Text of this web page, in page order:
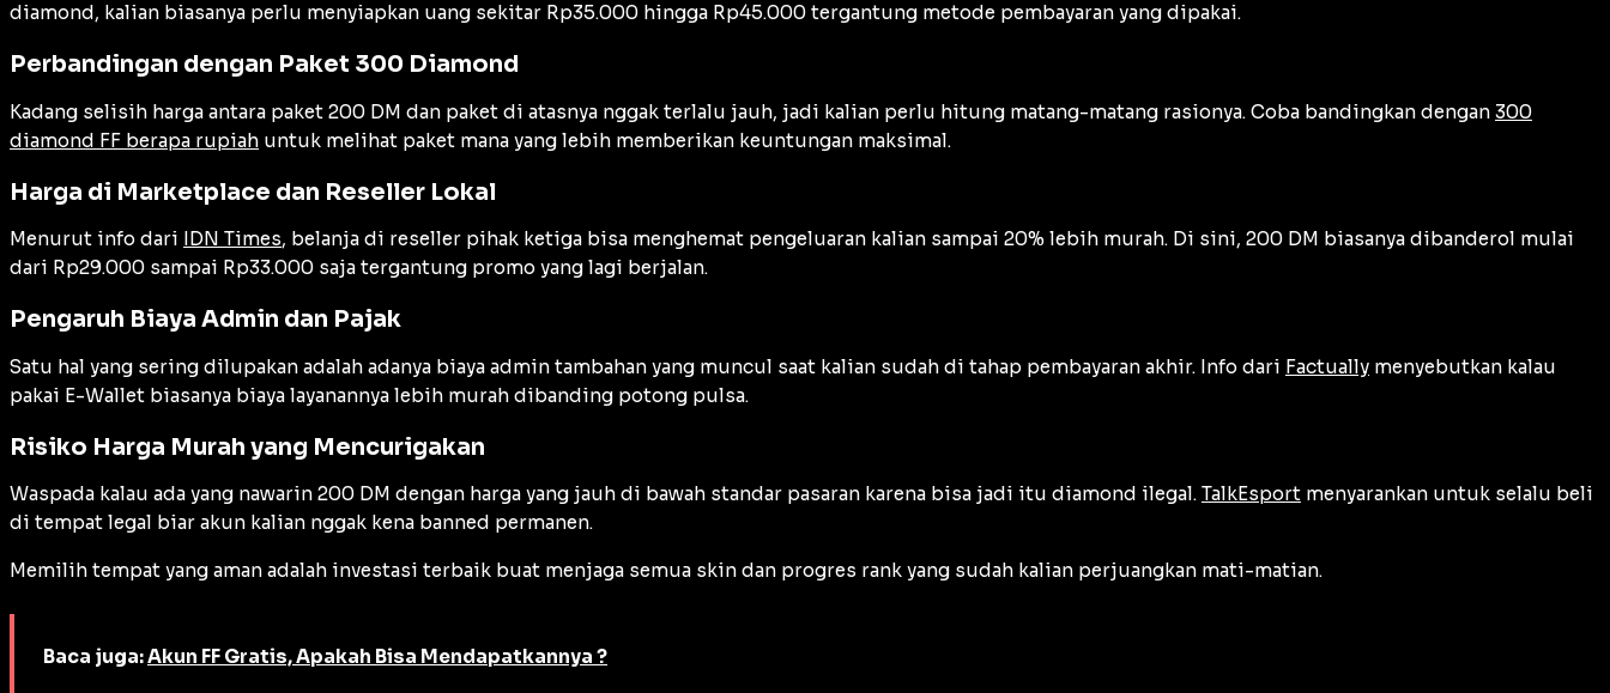
diamond, kalian biasanya perlu menyiapkan uang sekitar Rp35.000 hingga Rp45.000 tergantung metode pembayaran yang dipakai.
Perbandingan dengan Paket 300 Diamond
Kadang selisih harga antara paket 200 DM dan paket di atasnya nggak terlalu jauh, jadi kalian perlu hitung matang-matang rasionya. Coba bandingkan dengan 300
diamond FF berapa rupiah untuk melihat paket mana yang lebih memberikan keuntungan maksimal.
Harga di Marketplace dan Reseller Lokal
Menurut info dari IDN Times, belanja di reseller pihak ketiga bisa menghemat pengeluaran kalian sampai 20% lebih murah. Di sini, 200 DM biasanya dibanderol mulai
dari Rp29.000 sampai Rp33.000 saja tergantung promo yang lagi berjalan.
Pengaruh Biaya Admin dan Pajak
Satu hal yang sering dilupakan adalah adanya biaya admin tambahan yang muncul saat kalian sudah di tahap pembayaran akhir. Info dari Factually menyebutkan kalau
pakai E-Wallet biasanya biaya layanannya lebih murah dibanding potong pulsa.
Risiko Harga Murah yang Mencurigakan
Waspada kalau ada yang nawarin 200 DM dengan harga yang jauh di bawah standar pasaran karena bisa jadi itu diamond ilegal. TalkEsport menyarankan untuk selalu beli
di tempat legal biar akun kalian nggak kena banned permanen.
Memilih tempat yang aman adalah investasi terbaik buat menjaga semua skin dan progres rank yang sudah kalian perjuangkan mati-matian.
Baca juga:Akun FF Gratis, Apakah Bisa Mendapatkannya ?